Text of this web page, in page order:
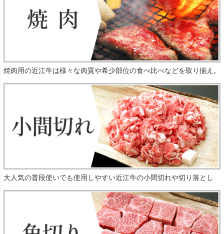
焼肉用の近江牛は様々な肉質や希少部位の食べ比べなどを取り揃え。
大人気の普段使いでも使用しやすい近江牛の小間切れや切り落とし